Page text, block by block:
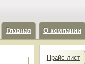
Главная О компании
Прайс-лист